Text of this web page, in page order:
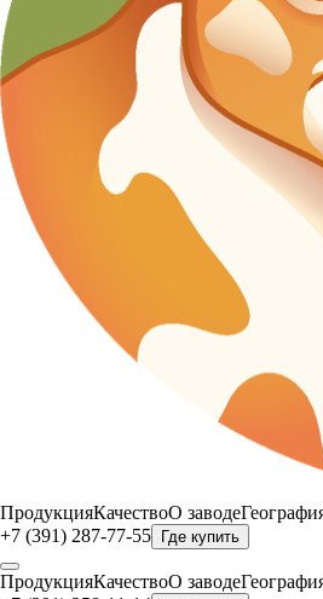
ПродукцияКачествоО заводе
+7 (391) 287-77-55
Где купить
ПродукцияКачествоО заводе